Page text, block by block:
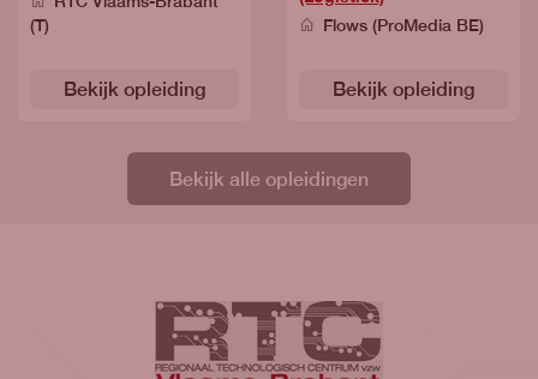
(T)
Bekijk opleiding
Flows (ProMedia BE)
Bekijk opleiding
Bekijk alle opleidingen